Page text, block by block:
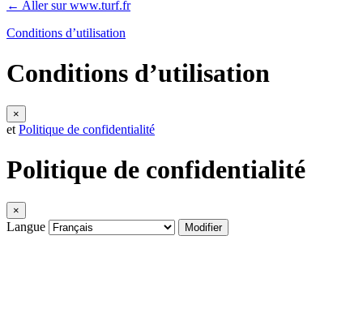
← Aller sur www.turf.fr
Conditions d’utilisation
Conditions d’utilisation
×
et Politique de confidentialité
Politique de confidentialité
×
Langue